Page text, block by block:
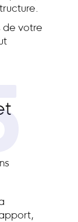
de votre